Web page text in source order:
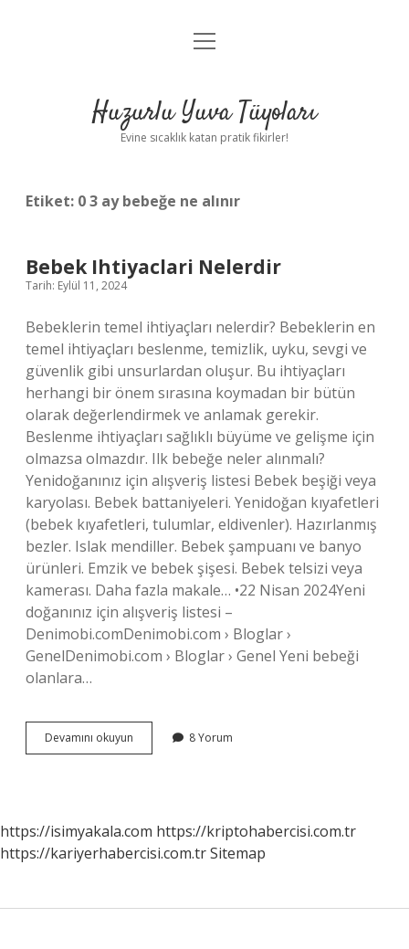
Anasayfa
Yasal Uyarı
menüyü
Huzurlu Yuva Tüyoları
Evine sıcaklık katan pratik fikirler!
Etiket: 0 3 ay bebeğe ne alınır
Bebek Ihtiyaclari Nelerdir
Tarih: Eylül 11, 2024
Bebeklerin temel ihtiyaçları nelerdir? Bebeklerin en
temel ihtiyaçları beslenme, temizlik, uyku, sevgi ve
güvenlik gibi unsurlardan oluşur. Bu ihtiyaçları
herhangi bir önem sırasına koymadan bir bütün
olarak değerlendirmek ve anlamak gerekir.
Beslenme ihtiyaçları sağlıklı büyüme ve gelişme için
olmazsa olmazdır. Ilk bebeğe neler alınmalı?
Yenidoğanınız için alışveriş listesi Bebek beşiği veya
karyolası. Bebek battaniyeleri. Yenidoğan kıyafetleri
(bebek kıyafetleri, tulumlar, eldivenler). Hazırlanmış
bezler. Islak mendiller. Bebek şampuanı ve banyo
ürünleri. Emzik ve bebek şişesi. Bebek telsizi veya
kamerası. Daha fazla makale… •22 Nisan 2024Yeni
doğanınız için alışveriş listesi –
Denimobi.comDenimobi.com › Bloglar ›
GenelDenimobi.com › Bloglar › Genel Yeni bebeği
olanlara…
Devamını okuyun
Ihtiyaclari
8 Yorum
https://isimyakala.com https://kriptohabercisi.com.tr
https://kariyerhabercisi.com.trSitemap